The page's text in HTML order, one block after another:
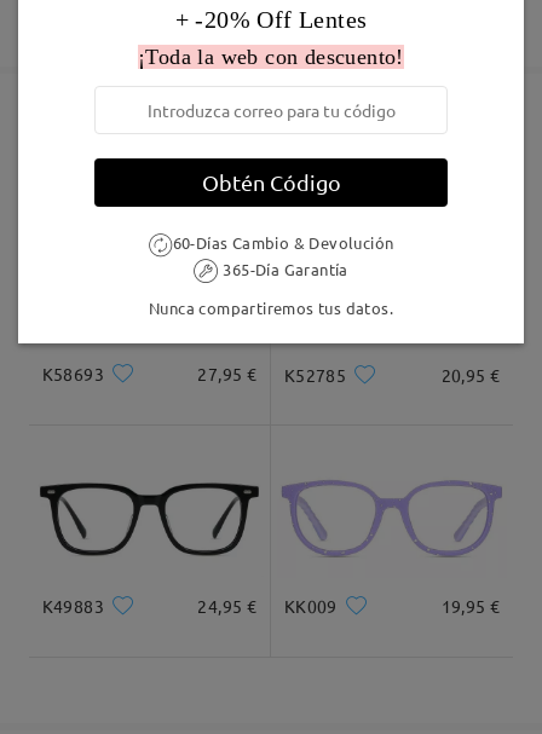
comentarios
Deje su comentario
5-7 días laborales detalles
Garantía de 365 días
Descubrir Más
K58693 27,95 € K52785 20,95 €
K49883 24,95 € KK009 19,95 €
+ -20% Off Lentes
¡Toda la web con descuento!
Obtén Código
60-Días Cambio & Devolución
365-Día Garantía
Nunca compartiremos tus datos.